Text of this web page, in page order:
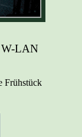
W-LAN
Frühstück